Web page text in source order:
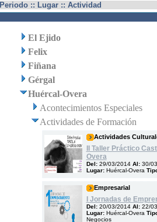
Periodo :: Lugar :: Actividad
El Ejido
Felix
Fiñana
Gérgal
Huércal-Overa
Acontecimientos Especiales
Actividades de Formación
Actividades
II Taller Práctico
Overa
Del: 29/03/2014 Al: 30/
Lugar: Huércal-Overa
Empresarial
I Jornadas de
Del: 20/03/2014 Al: 22/
Lugar: Huércal-Overa
Negocios